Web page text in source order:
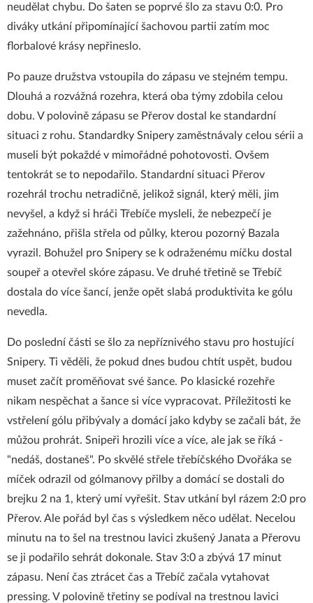
neudělat chybu. Do šaten se poprvé šlo za stavu 0:0. Pro
diváky utkání připomínající šachovou partii zatím moc
florbalové krásy nepřineslo.
Po pauze družstva vstoupila do zápasu ve stejném tempu.
Dlouhá a rozvážná rozehra, která oba týmy zdobila celou
dobu. V polovině zápasu se Přerov dostal ke standardní
situaci z rohu. Standardky Snipery zaměstnávaly celou sérii a
museli být pokaždé v mimořádné pohotovosti. Ovšem
tentokrát se to nepodařilo. Standardní situaci Přerov
rozehrál trochu netradičně, jelikož signál, který měli, jim
nevyšel, a když si hráči Třebíče mysleli, že nebezpečí je
zažehnáno, přišla střela od půlky, kterou pozorný Bazala
vyrazil. Bohužel pro Snipery se k odraženému míčku dostal
soupeř a otevřel skóre zápasu. Ve druhé třetině se Třebíč
dostala do více šancí, jenže opět slabá produktivita ke gólu
nevedla.
Do poslední části se šlo za nepříznivého stavu pro hostující
Snipery. Ti věděli, že pokud dnes budou chtít uspět, budou
muset začít proměňovat své šance. Po klasické rozehře
nikam nespěchat a šance si více vypracovat. Příležitosti ke
vstřelení gólu přibývaly a domácí jako kdyby se začali bát, že
můžou prohrát. Snipeři hrozili více a více, ale jak se říká -
"nedáš, dostaneš". Po skvělé střele třebíčského Dvořáka se
míček odrazil od gólmanovy přilby a domácí se dostali do
brejku 2 na 1, který umí vyřešit. Stav utkání byl rázem 2:0 pro
Přerov. Ale pořád byl čas s výsledkem něco udělat. Necelou
minutu na to šel na trestnou lavici zkušený Janata a Přerovu
se ji podařilo sehrát dokonale. Stav 3:0 a zbývá 17 minut
zápasu. Není čas ztrácet čas a Třebíč začala vytahovat
pressing. V polovině třetiny se podíval na trestnou lavici